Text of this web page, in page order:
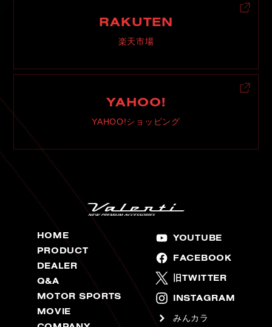
RAKUTEN
楽天市場
YAHOO!
YAHOO!ショッピング
HOME
PRODUCT
DEALER
Q&A
MOTOR SPORTS
MOVIE
YOUTUBE
FACEBOOK
旧TWITTER
INSTAGRAM
みんカラ